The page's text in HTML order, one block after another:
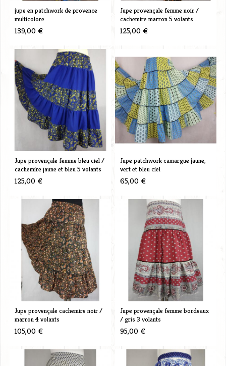
jupe en patchwork de provence
multicolore
139,00 €
Jupe provençale femme noir /
cachemire marron 5 volants
125,00 €
Jupe provençale femme bleu ciel /
cachemire jaune et bleu 5 volants
125,00 €
Jupe patchwork camargue jaune,
vert et bleu ciel
65,00 €
Jupe provençale cachemire noir /
marron 4 volants
105,00 €
Jupe provençale femme bordeaux
/ gris 3 volants
95,00 €